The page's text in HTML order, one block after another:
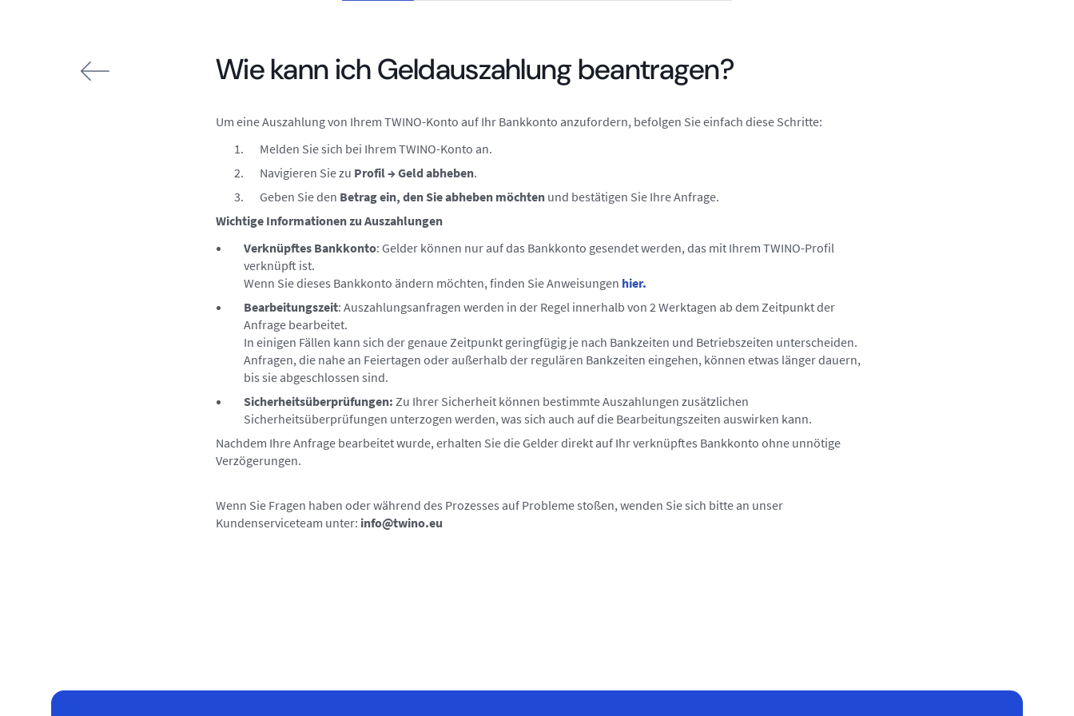
Wie kann ich Geldauszahlung beantragen?
Um eine Auszahlung von Ihrem TWINO-Konto auf Ihr Bankkonto anzufordern, befolgen Sie einfach diese Schritte:
Melden Sie sich bei Ihrem TWINO-Konto an.
Navigieren Sie zu Profil → Geld abheben.
Geben Sie den Betrag ein, den Sie abheben möchten und bestätigen Sie Ihre Anfrage.
Wichtige Informationen zu Auszahlungen
Verknüpftes Bankkonto: Gelder können nur auf das Bankkonto gesendet werden, das mit Ihrem TWINO-Profil
verknüpft ist.
Wenn Sie dieses Bankkonto ändern möchten, finden Sie Anweisungen hier.
Bearbeitungszeit: Auszahlungsanfragen werden in der Regel innerhalb von 2 Werktagen ab dem Zeitpunkt der
Anfrage bearbeitet.
In einigen Fällen kann sich der genaue Zeitpunkt geringfügig je nach Bankzeiten und Betriebszeiten unterscheiden.
Anfragen, die nahe an Feiertagen oder außerhalb der regulären Bankzeiten eingehen, können etwas länger dauern,
bis sie abgeschlossen sind.
Sicherheitsüberprüfungen: Zu Ihrer Sicherheit können bestimmte Auszahlungen zusätzlichen
Sicherheitsüberprüfungen unterzogen werden, was sich auch auf die Bearbeitungszeiten auswirken kann.
Nachdem Ihre Anfrage bearbeitet wurde, erhalten Sie die Gelder direkt auf Ihr verknüpftes Bankkonto ohne unnötige
Verzögerungen.
Wenn Sie Fragen haben oder während des Prozesses auf Probleme stoßen, wenden Sie sich bitte an unser
Kundenserviceteam unter: info@twino.eu